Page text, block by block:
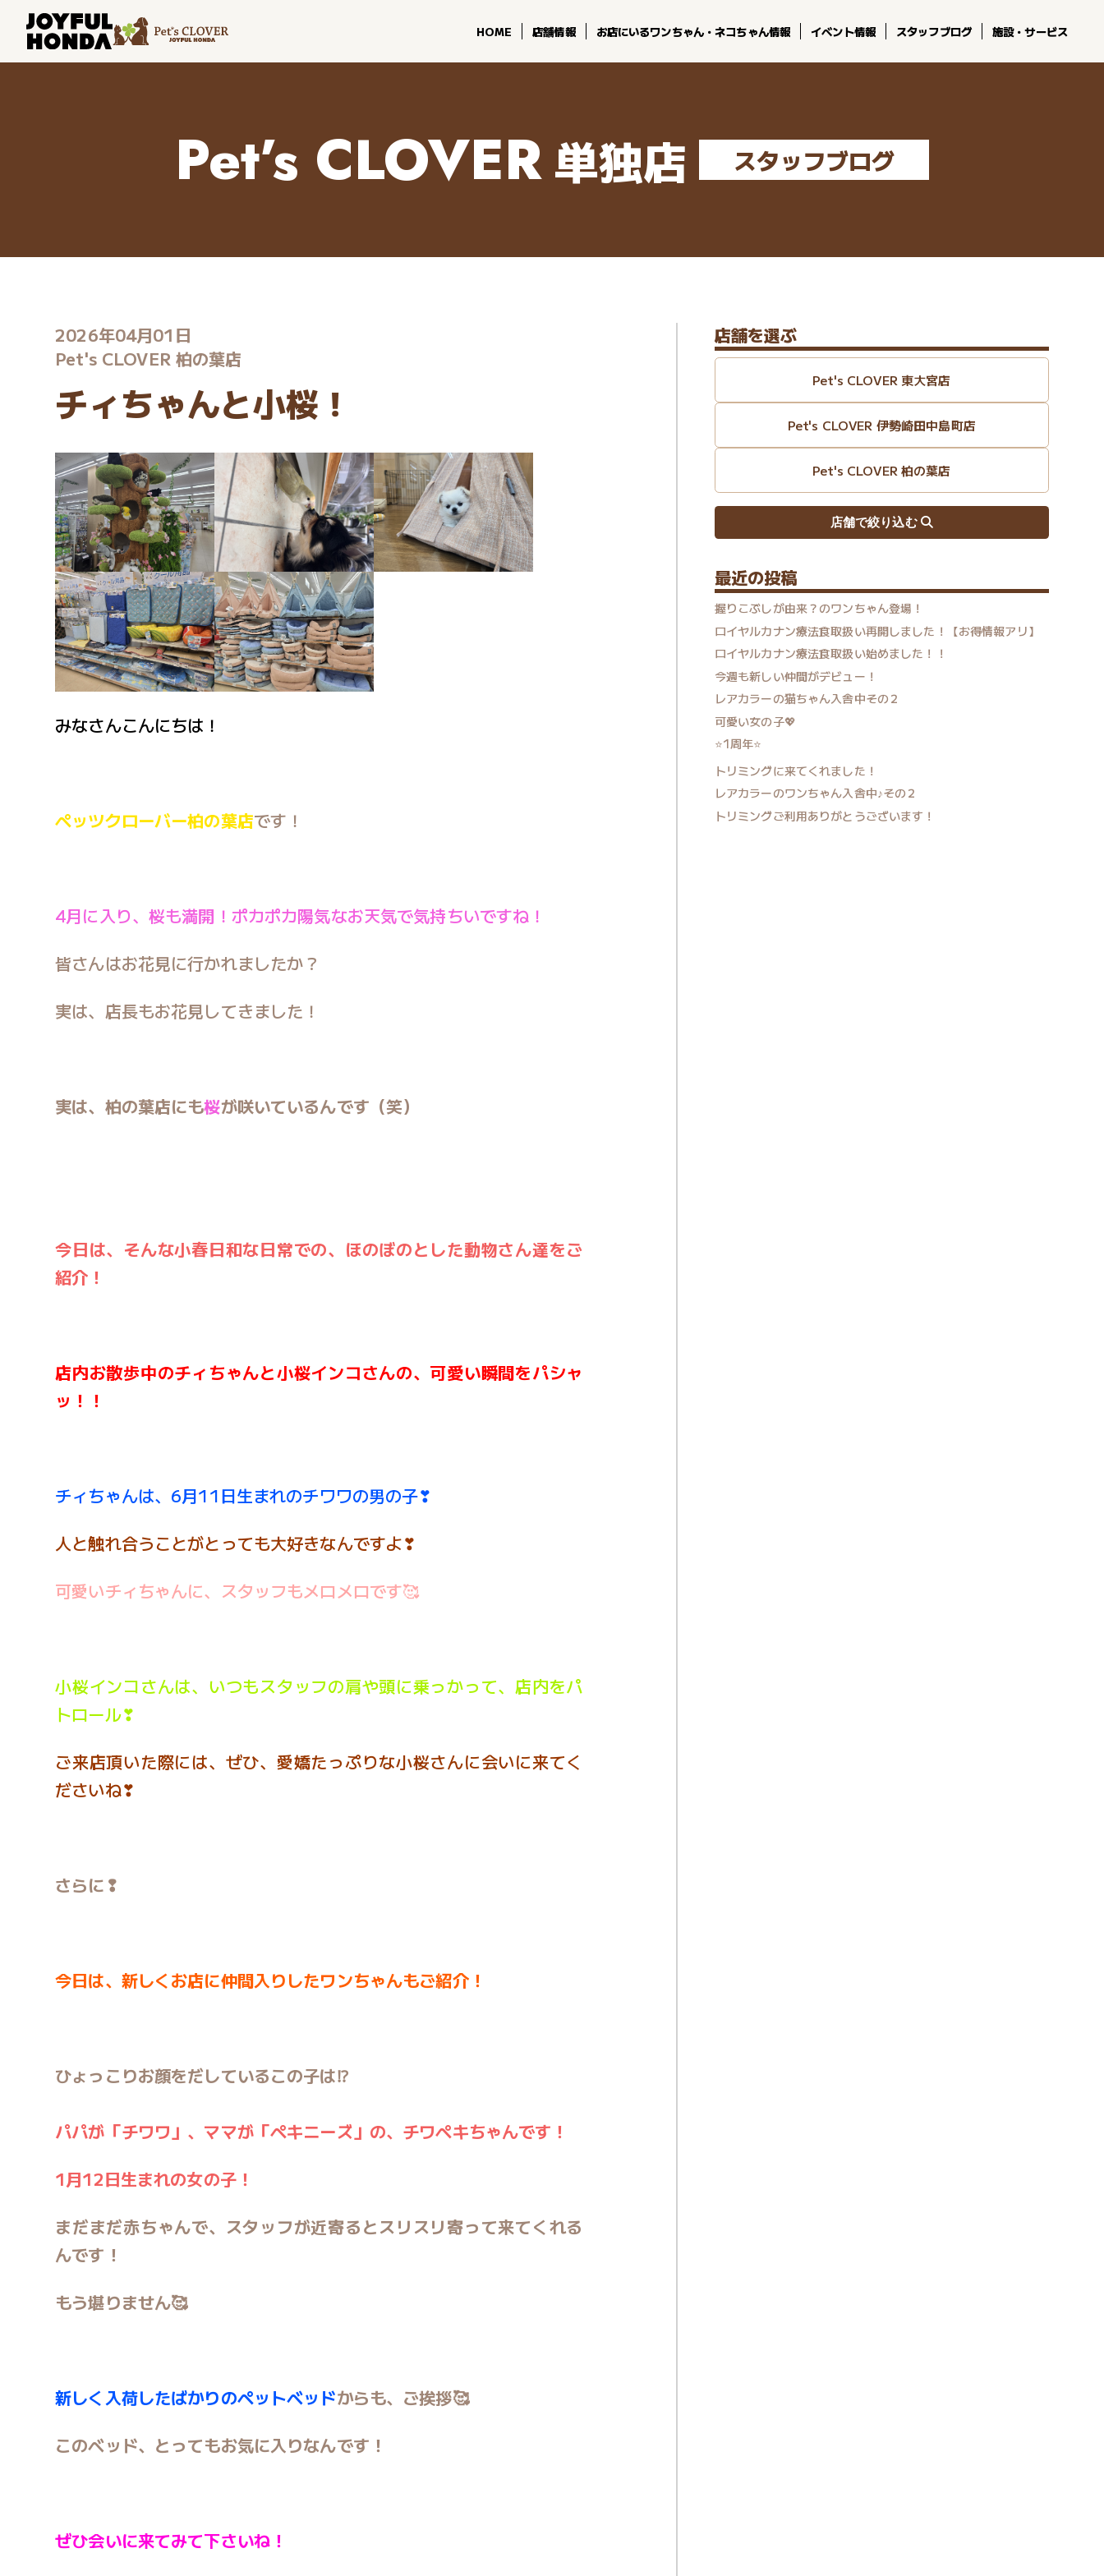
HOME 店舗情報 お店にいるワンちゃん・ネコちゃん情報 イベント情報 スタッフブログ 施設・サービス
Pet’s CLOVER 単独店 スタッフブログ
店舗を選ぶ
Pet's CLOVER 東大宮店
Pet's CLOVER 伊勢崎田中島町店
Pet's CLOVER 柏の葉店
最近の投稿
握りこぶしが由来？のワンちゃん登場！
ロイヤルカナン療法食取扱い再開しました！【お得情報アリ】
ロイヤルカナン療法食取扱い始めました！！
今週も新しい仲間がデビュー！
レアカラーの猫ちゃん入舎中その２
可愛い女の子💖
⭐1周年⭐
トリミングに来てくれました！
レアカラーのワンちゃん入舎中♪その２
トリミングご利用ありがとうございます！
2026年04月01日
Pet's CLOVER 柏の葉店
チィちゃんと小桜！
みなさんこんにちは！
ペッツクローバー柏の葉店です！
4月に入り、桜も満開！ポカポカ陽気なお天気で気持ちいですね！
皆さんはお花見に行かれましたか？
実は、店長もお花見してきました！
実は、柏の葉店にも桜が咲いているんです（笑）
今日は、そんな小春日和な日常での、ほのぼのとした動物さん達をご
紹介！
店内お散歩中のチィちゃんと小桜インコさんの、可愛い瞬間をパシャ
ッ！！
チィちゃんは、6月11日生まれのチワワの男の子❣
人と触れ合うことがとっても大好きなんですよ❣
可愛いチィちゃんに、スタッフもメロメロです🥰
小桜インコさんは、いつもスタッフの肩や頭に乗っかって、店内をパ
トロール❣
ご来店頂いた際には、ぜひ、愛嬌たっぷりな小桜さんに会いに来てく
ださいね❣
さらに❢
今日は、新しくお店に仲間入りしたワンちゃんもご紹介！
ひょっこりお顔をだしているこの子は⁉
パパが「チワワ」、ママが「ペキニーズ」の、チワペキちゃんです！
1月12日生まれの女の子！
まだまだ赤ちゃんで、スタッフが近寄るとスリスリ寄って来てくれる
んです！
もう堪りません🥰
新しく入荷したばかりのペットベッドからも、ご挨拶🥰
このベッド、とってもお気に入りなんです！
ぜひ会いに来てみて下さいね！